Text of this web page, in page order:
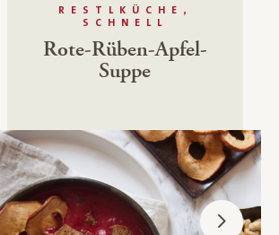
RESTLKÜCHE,
SCHNELL
Rote-Rüben-Apfel-
Suppe